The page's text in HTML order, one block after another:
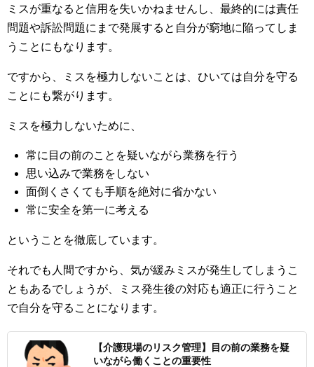
ミスが重なると信用を失いかねませんし、最終的には責任
問題や訴訟問題にまで発展すると自分が窮地に陥ってしま
うことにもなります。
ですから、ミスを極力しないことは、ひいては自分を守る
ことにも繋がります。
ミスを極力しないために、
常に目の前のことを疑いながら業務を行う
思い込みで業務をしない
面倒くさくても手順を絶対に省かない
常に安全を第一に考える
ということを徹底しています。
それでも人間ですから、気が緩みミスが発生してしまうこ
ともあるでしょうが、ミス発生後の対応も適正に行うこと
で自分を守ることになります。
【介護現場のリスク管理】目の前の業務を疑
いながら働くことの重要性